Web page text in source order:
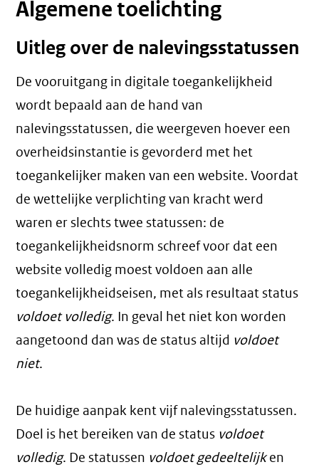
Algemene toelichting
Uitleg over de nalevingsstatussen
De vooruitgang in digitale toegankelijkheid
wordt bepaald aan de hand van
nalevingsstatussen, die weergeven hoever een
overheidsinstantie is gevorderd met het
toegankelijker maken van een website. Voordat
de wettelijke verplichting van kracht werd
waren er slechts twee statussen: de
toegankelijkheidsnorm schreef voor dat een
website volledig moest voldoen aan alle
toegankelijkheidseisen, met als resultaat status
voldoet volledig. In geval het niet kon worden
aangetoond dan was de status altijd voldoet
niet.
De huidige aanpak kent vijf nalevingsstatussen.
Doel is het bereiken van de status voldoet
volledig. De statussen voldoet gedeeltelijken